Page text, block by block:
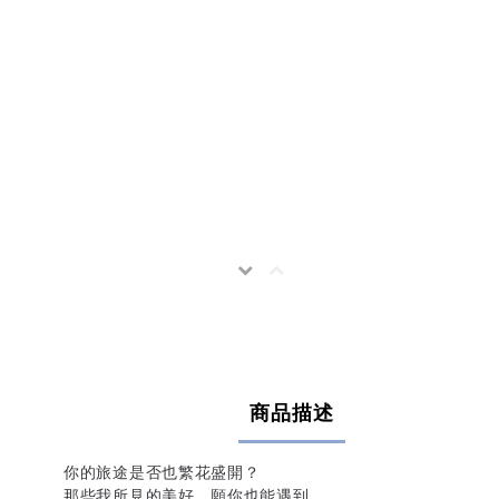
商品描述
你的旅途是否也繁花盛開？
那些我所見的美好，願你也能遇到。